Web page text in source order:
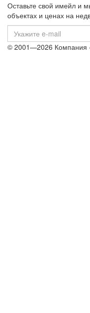
Оставьте свой имейл и
объектах и ценах на
mail
© 2001—2026 Компания